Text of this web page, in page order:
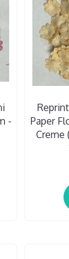
-
Paper
Creme